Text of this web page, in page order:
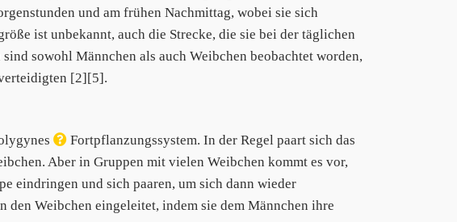
und am frühen Nachmittag, wobei sie sich
ist unbekannt, auch die Strecke, die sie bei der täglichen
sowohl Männchen als auch Weibchen beobachtet worden,
[2][5].
Fortpflanzungssystem. In der Regel paart sich das
Aber in Gruppen mit vielen Weibchen kommt es vor,
eindringen und sich paaren, um sich dann wieder
Weibchen eingeleitet, indem sie dem Männchen ihre